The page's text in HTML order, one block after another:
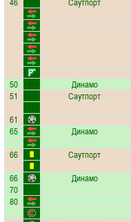
50 Динамо
51 Саутпорт
61
65 Динамо
66 Саутпорт
66 Динамо
70
80